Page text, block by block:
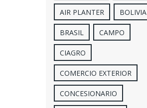
AIR PLANTER BOLIVIA
BRASIL CAMPO
CIAGRO
COMERCIO EXTERIOR
CONCESIONARIO